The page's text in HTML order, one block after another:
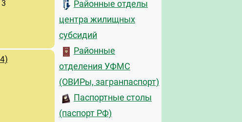
Районные отделы
центра жилищных
субсидий
Районные
отделения УФМС
(ОВИРы, загранпаспорт)
Паспортные столы
(паспорт РФ)